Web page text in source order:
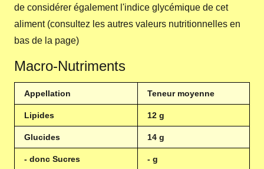
de considérer également l'indice glycémique de cet
aliment (consultez les autres valeurs nutritionnelles en
bas de la page)
Macro-Nutriments
Appellation Teneur moyenne
Lipides 12 g
Glucides 14 g
- donc Sucres - g